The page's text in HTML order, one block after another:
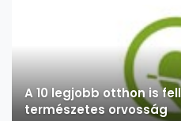
A 10 legjobb otthon is
természetes orvosság